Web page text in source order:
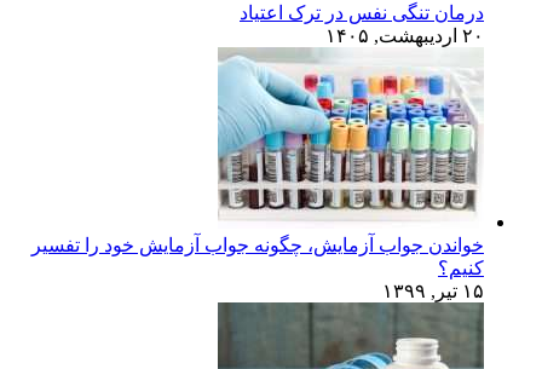
درمان تنگی نفس در ترک اعتیاد
۲۰ اردیبهشت, ۱۴۰۵
خواندن جواب آزمایش، چگونه جواب آزمایش خود را تفسیر
کنیم؟
۱۵ تیر, ۱۳۹۹